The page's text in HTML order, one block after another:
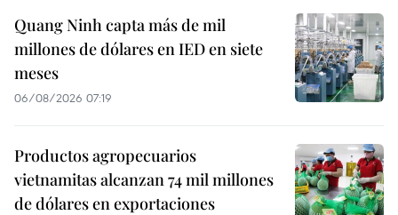
Quang Ninh capta más de mil
millones de dólares en IED en siete
meses
06/08/2026 07:19
Productos agropecuarios
vietnamitas alcanzan 74 mil millones
de dólares en exportaciones